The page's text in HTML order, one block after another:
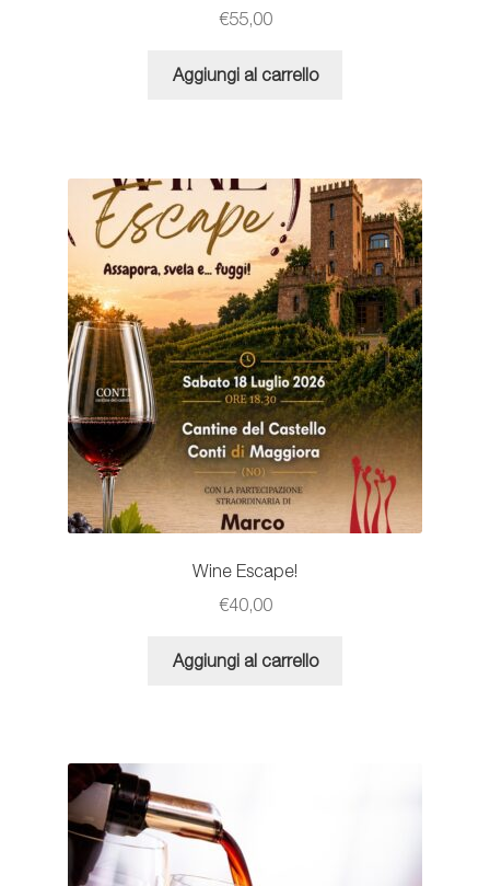
€55,00
Aggiungi al carrello
Wine Escape!
€40,00
Aggiungi al carrello